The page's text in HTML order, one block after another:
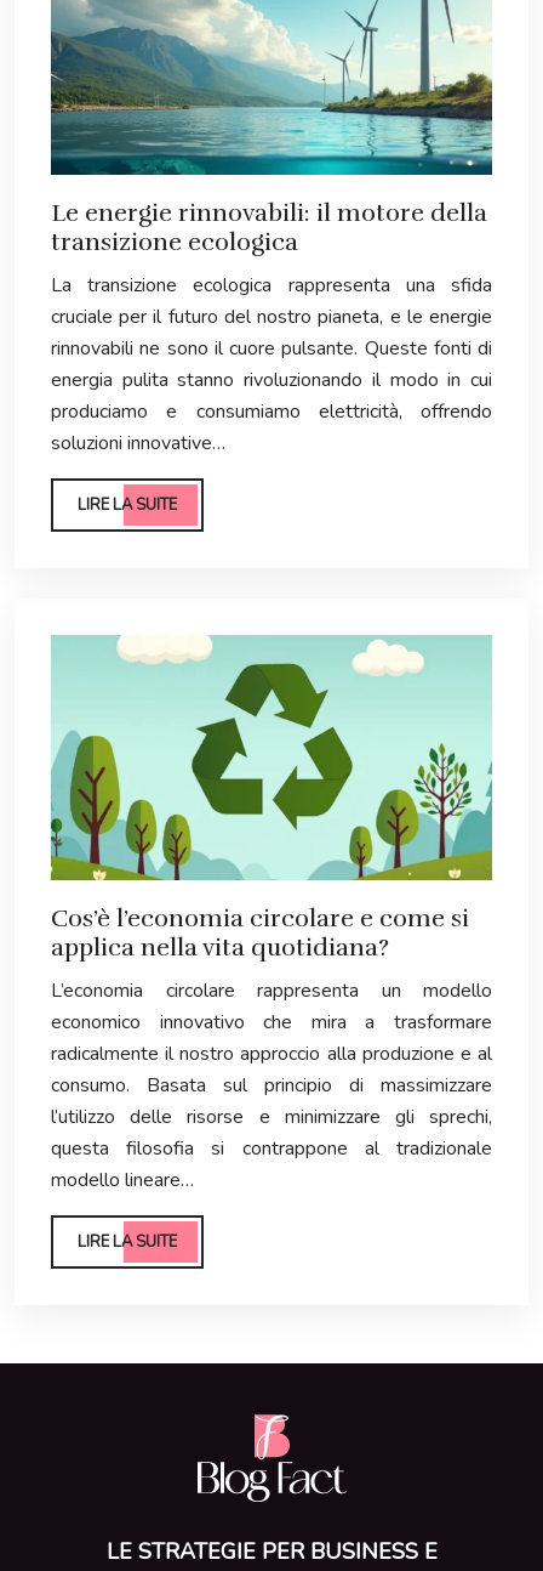
Le energie rinnovabili: il motore della
transizione ecologica
La transizione ecologica rappresenta una sfida
cruciale per il futuro del nostro pianeta, e le energie
rinnovabili ne sono il cuore pulsante. Queste fonti di
energia pulita stanno rivoluzionando il modo in cui
produciamo e consumiamo elettricità, offrendo
soluzioni innovative…
LIRE LA SUITE
Cos’è l’economia circolare e come si
applica nella vita quotidiana?
L’economia circolare rappresenta un modello
economico innovativo che mira a trasformare
radicalmente il nostro approccio alla produzione e al
consumo. Basata sul principio di massimizzare
l’utilizzo delle risorse e minimizzare gli sprechi,
questa filosofia si contrappone al tradizionale
modello lineare…
LIRE LA SUITE
LE STRATEGIE PER BUSINESS E